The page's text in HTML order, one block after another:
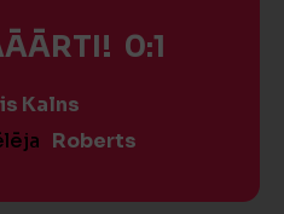
0:1
Kalns
Roberts